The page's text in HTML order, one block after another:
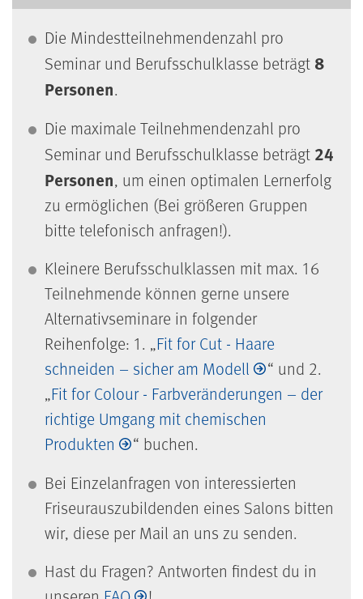
Die Mindestteilnehmendenzahl pro
Seminar und Berufsschulklasse beträgt 8
Personen.
Die maximale Teilnehmendenzahl pro
Seminar und Berufsschulklasse beträgt 24
Personen, um einen optimalen Lernerfolg
zu ermöglichen (Bei größeren Gruppen
bitte telefonisch anfragen!).
Kleinere Berufsschulklassen mit max. 16
Teilnehmende können gerne unsere
Alternativseminare in folgender
Reihenfolge: 1. „Fit for Cut - Haare
schneiden – sicher am Modell
“ und 2.
„Fit for Colour - Farbveränderungen – der
richtige Umgang mit chemischen
Produkten
“ buchen.
Bei Einzelanfragen von interessierten
Friseurauszubildenden eines Salons bitten
wir, diese per Mail an uns zu senden.
Hast du Fragen? Antworten findest du in